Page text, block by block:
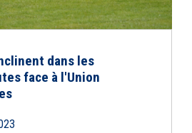
dans les
face à l'Union